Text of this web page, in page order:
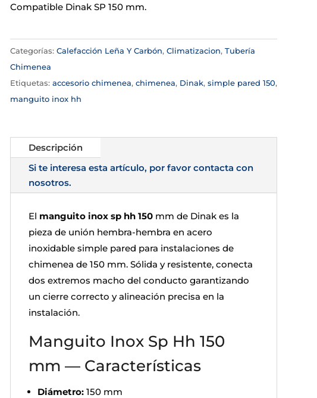
Compatible Dinak SP 150 mm.
Categorías: Calefacción Leña Y Carbón, Climatizacion, Tubería
Chimenea
Etiquetas: accesorio chimenea, chimenea, Dinak, simple pared 150,
manguito inox hh
Descripción
Si te interesa esta artículo, por favor contacta con
nosotros.
El manguito inox sp hh 150mm de Dinak es la
pieza de unión hembra-hembra en acero
inoxidable simple pared para instalaciones de
chimenea de 150 mm. Sólida y resistente, conecta
dos extremos macho del conducto garantizando
un cierre correcto y alineación precisa en la
instalación.
Manguito Inox Sp Hh 150
mm — Características
Diámetro:150 mm